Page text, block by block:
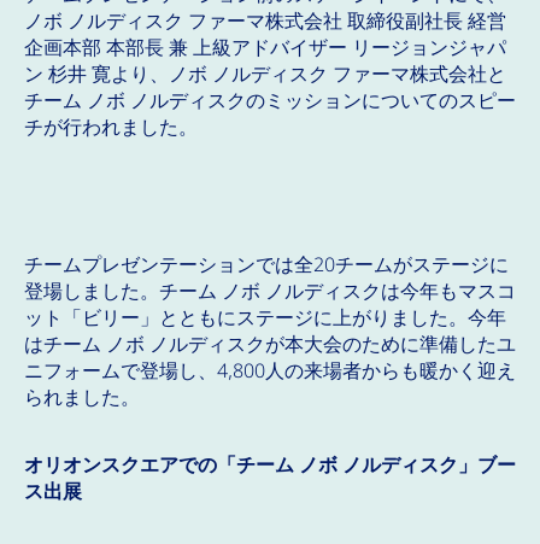
ノボ ノルディスク ファーマ株式会社 取締役副社長 経営
企画本部 本部長 兼 上級アドバイザー リージョンジャパ
ン 杉井 寛より、ノボ ノルディスク ファーマ株式会社と
チーム ノボ ノルディスクのミッションについてのスピー
チが行われました。
チームプレゼンテーションでは全20チームがステージに
登場しました。チーム ノボ ノルディスクは今年もマスコ
ット「ビリー」とともにステージに上がりました。今年
はチーム ノボ ノルディスクが本大会のために準備したユ
ニフォームで登場し、4,800人の来場者からも暖かく迎え
られました。
オリオンスクエアでの「チーム ノボ ノルディスク」ブー
ス出展